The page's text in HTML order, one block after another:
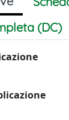
(DC)